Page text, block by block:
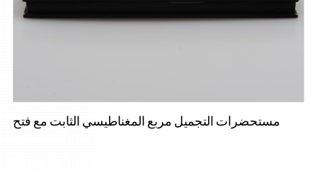
مستحضرات التجميل مربع المغناطيسي الثابت مع فتح